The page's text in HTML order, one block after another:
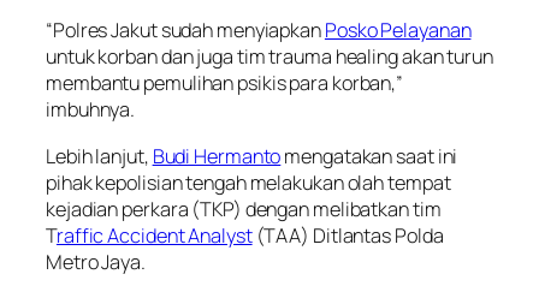
“Polres Jakut sudah menyiapkanPosko Pelayanan
untuk korban dan juga tim trauma healing akan turun
membantu pemulihan psikis para korban,”
imbuhnya.
Lebih lanjut, Budi Hermantomengatakan saat ini
pihak kepolisian tengah melakukan olah tempat
kejadian perkara (TKP) dengan melibatkan tim
Traffic Accident Analyst(TAA) Ditlantas Polda
Metro Jaya.